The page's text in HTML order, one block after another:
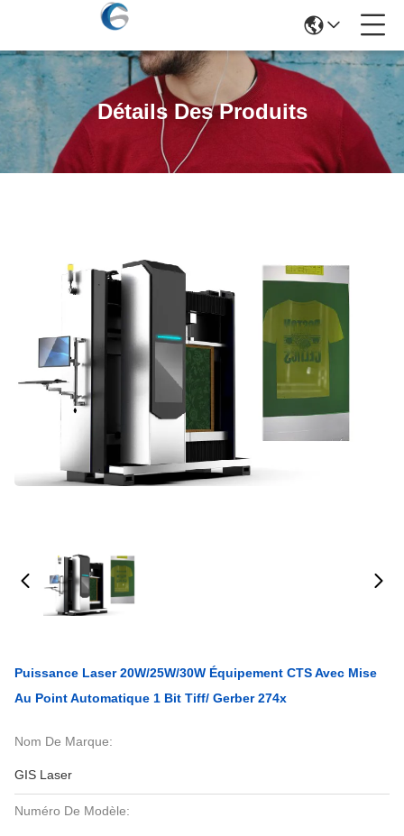
Détails Des Produits
Puissance Laser 20W/25W/30W Équipement CTS Avec Mise
Au Point Automatique 1 Bit Tiff/ Gerber 274x
Nom De Marque:
GIS Laser
Numéro De Modèle: